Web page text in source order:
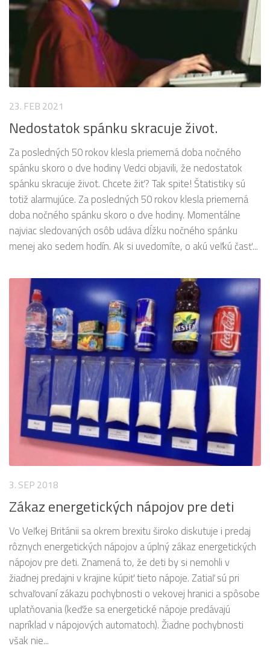
23. FEB 2021
Nedostatok spánku skracuje život.
Za posledných 50 rokov klesla priemerná doba nočného
spánku skoro o dve hodiny Vedci objavili, že nedostatok
spánku skracuje život. Chcete žiť? Tak spite! Štatistiky sú
totiž alarmujúce. Za posledných 50 rokov klesla priemerná
doba nočného spánku skoro o dve hodiny. Momentálne
najviac sledovaných osôb udáva dĺžku nočného spánku
menej ako sedem hodín. Ak si uvedomíte, o akú veľkú časť...
3. SEP 2018
Zákaz energetických nápojov pre deti
Vo Veľkej Británii sa okrem brexitu široko diskutuje i predaj
rôznych energetických nápojov a úplný zákaz energetických
nápojov pre deti. Znamená to, že deti by si nemohli v
žiadnej predajni v krajine kúpiť tieto nápoje. Zatiaľ sú pri
schvaľovaní zákazu pochybnosti o vekovej hranici a spôsobe
uplatňovania (keďže sa energetické nápoje predávajú
napríklad v nápojových automatoch). Žiadne pochybnosti
však nie...